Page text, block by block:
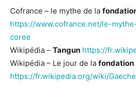
Cofrance – le mythe de la
https://www.cofrance.net/le-
coree
Wikipédia – Tangun https://
Wikipédia – Le jour de la fondation
https://fr.wikipedia.org/wiki/